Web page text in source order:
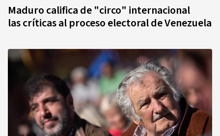
Maduro califica de "circo" internacional
las críticas al proceso electoral de Venezuela